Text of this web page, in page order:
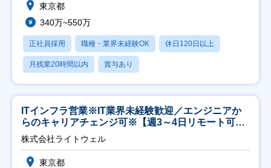
東京都
340万~550万
正社員採用 職種・業界未経験OK 休日120日以上
月残業20時間以内 賞与あり
ITインフラ営業※IT業界未経験歓迎／エンジニアか
らのキャリアチェンジ可※【週3～4日リモート可
能】
株式会社ライトウェル
東京都